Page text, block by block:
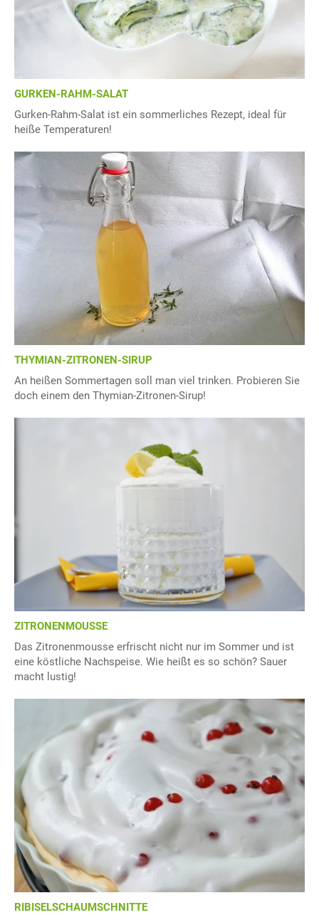
GURKEN-RAHM-SALAT
Gurken-Rahm-Salat ist ein sommerliches Rezept, ideal für
heiße Temperaturen!
THYMIAN-ZITRONEN-SIRUP
An heißen Sommertagen soll man viel trinken. Probieren Sie
doch einem den Thymian-Zitronen-Sirup!
ZITRONENMOUSSE
Das Zitronenmousse erfrischt nicht nur im Sommer und ist
eine köstliche Nachspeise. Wie heißt es so schön? Sauer
macht lustig!
RIBISELSCHAUMSCHNITTE